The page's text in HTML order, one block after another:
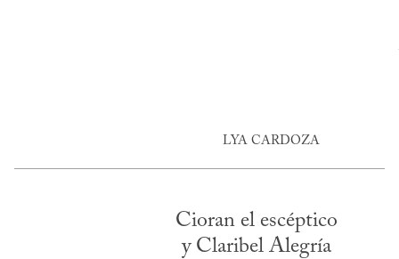
LYA CARDOZA
Cioran el escéptico
y Claribel Alegría